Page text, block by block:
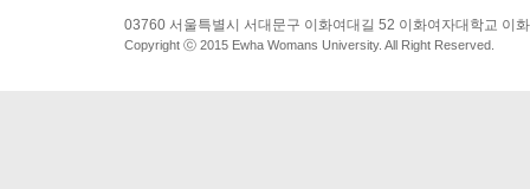
03760 서울특별시 서대문구 이화여대길 52 이화여자대학교 이
Copyright ⓒ 2015 Ewha Womans University. All Right Reserved.